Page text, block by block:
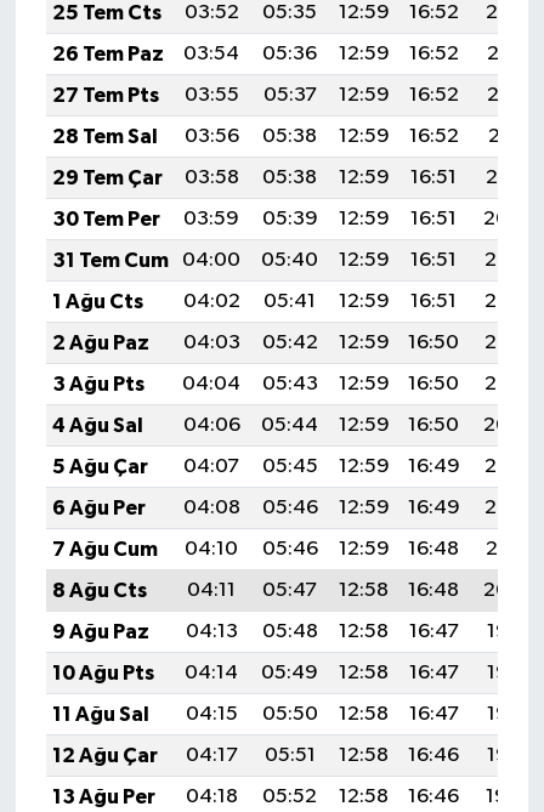
25 Tem Cts
03:52 05:35 12:59 16:52
20:14
26 Tem Paz
03:54 05:36 12:59 16:52
20:13
27 Tem Pts
03:55 05:37 12:59 16:52
20:12
28 Tem Sal
03:56 05:38 12:59 16:52
20:11
29 Tem Çar
03:58 05:38 12:59 16:51
20:10
30 Tem Per
03:59 05:39 12:59 16:51
20:09
31 Tem Cum
04:00 05:40 12:59 16:51
20:08
1 Ağu Cts
04:02 05:41 12:59 16:51
20:07
2 Ağu Paz
04:03 05:42 12:59 16:50
20:06
3 Ağu Pts
04:04 05:43 12:59 16:50
20:05
4 Ağu Sal
04:06 05:44 12:59 16:50
20:04
5 Ağu Çar
04:07 05:45 12:59 16:49
20:03
6 Ağu Per
04:08 05:46 12:59 16:49
20:02
7 Ağu Cum
04:10 05:46 12:59 16:48
20:01
8 Ağu Cts
04:11 05:47 12:58 16:48
20:00
9 Ağu Paz
04:13 05:48 12:58 16:47
19:58
10 Ağu Pts
04:14 05:49 12:58 16:47
19:57
11 Ağu Sal
04:15 05:50 12:58 16:47
19:56
12 Ağu Çar
04:17 05:51 12:58 16:46
19:55
13 Ağu Per
04:18 05:52 12:58 16:46
19:54